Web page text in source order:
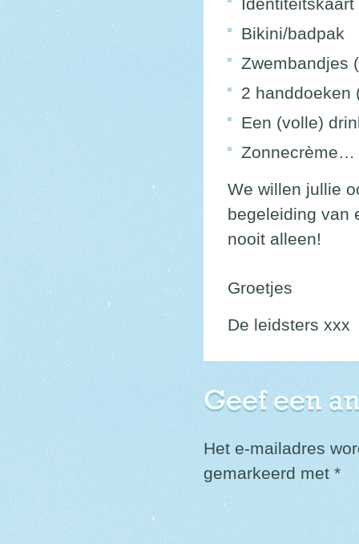
Bikini/badpak
Zwembandjes
2 handdoeken
Een (volle)
Zonnecrème…
We willen jullie
begeleiding van
nooit alleen!
Groetjes
De leidsters xxx
Geef een
Het e-mailadres
gemarkeerd met *